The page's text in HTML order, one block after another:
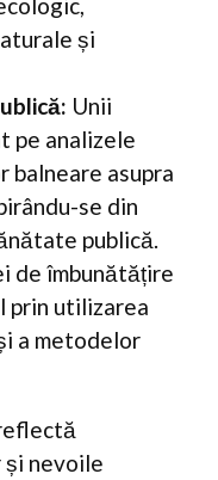
și
Unii
pe analizele
asupra
se din
publică.
de îmbunătățire
prin utilizarea
a metodelor
și nevoile